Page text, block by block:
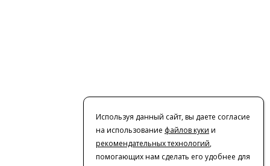
Используя данный сайт, вы даете согласие
на использование файлов куки и
рекомендательных технологий,
помогающих нам сделать его удобнее для